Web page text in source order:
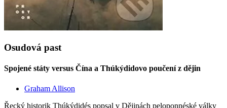
Osudová past
Spojené státy versus Čína a Thúkýdidovo poučení z dějin
Graham Allison
Řecký historik Thúkýdidés popsal v Dějinách peloponnéské války